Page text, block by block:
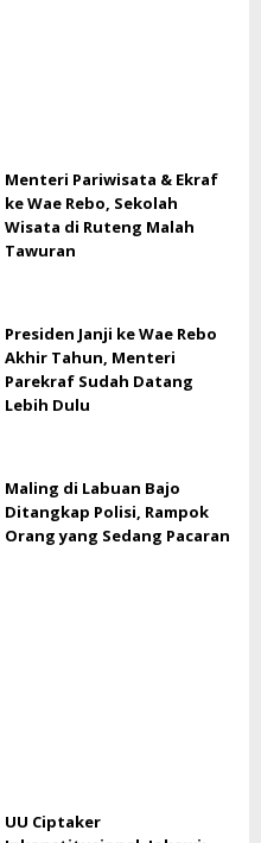
Menteri Pariwisata & Ekraf
ke Wae Rebo, Sekolah
Wisata di Ruteng Malah
Tawuran
Presiden Janji ke Wae Rebo
Akhir Tahun, Menteri
Parekraf Sudah Datang
Lebih Dulu
Maling di Labuan Bajo
Ditangkap Polisi, Rampok
Orang yang Sedang Pacaran
UU Ciptaker